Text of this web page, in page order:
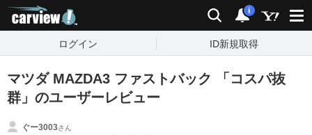
検索 通知
i
ログイン ID新規取得
マツダ MAZDA3 ファストバック 「コスパ抜
群」のユーザーレビュー
ぐー3003さん